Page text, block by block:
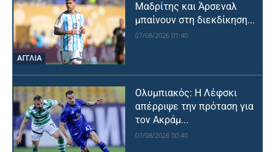
ΑΓΓΛΙΑ
Μαδρίτης και Άρσεναλ
μπαίνουν στη διεκδίκηση...
07/08/2026 01:40
Ολυμπιακός: Η Λέφσκι
απέρριψε την πρόταση για
τον Ακράμ...
07/08/2026 00:40